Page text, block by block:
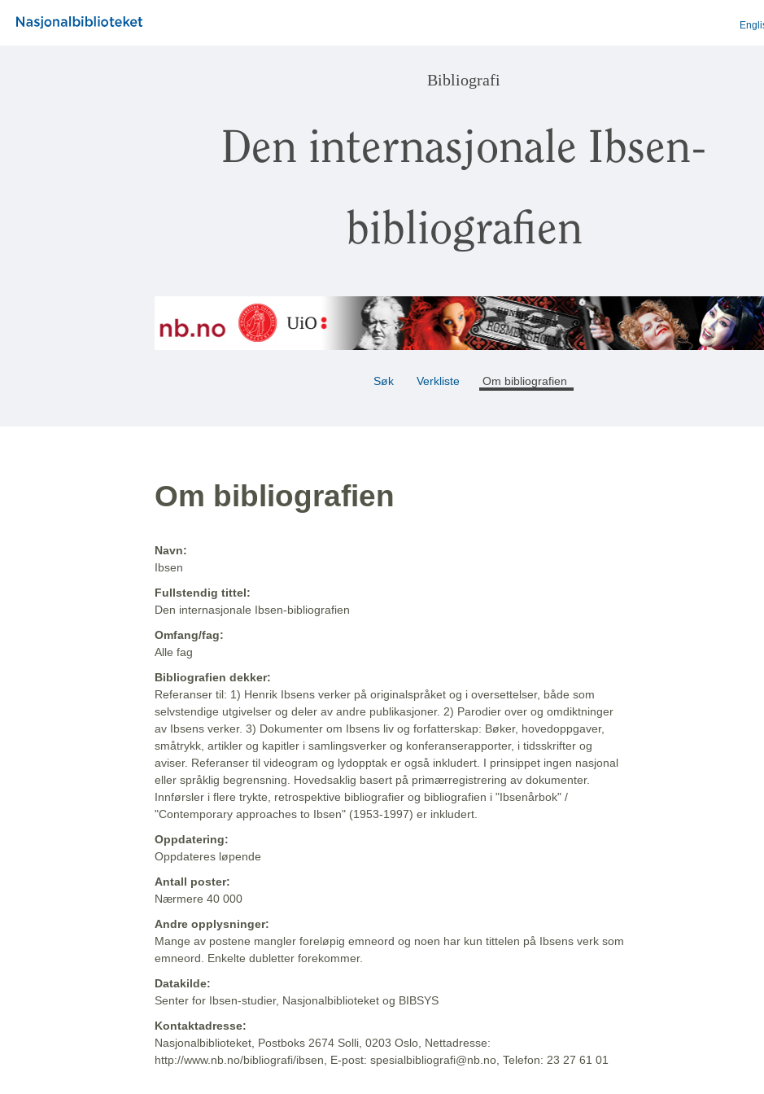
Bibliografi
Den internasjonale Ibsen-
bibliografien
Søk Verkliste Om bibliografien
Om bibliografien
Navn:
Ibsen
Fullstendig tittel:
Den internasjonale Ibsen-bibliografien
Omfang/fag:
Alle fag
Bibliografien dekker:
Referanser til: 1) Henrik Ibsens verker på originalspråket og i oversettelser, både som
selvstendige utgivelser og deler av andre publikasjoner. 2) Parodier over og omdiktninger
av Ibsens verker. 3) Dokumenter om Ibsens liv og forfatterskap: Bøker, hovedoppgaver,
småtrykk, artikler og kapitler i samlingsverker og konferanserapporter, i tidsskrifter og
aviser. Referanser til videogram og lydopptak er også inkludert. I prinsippet ingen nasjonal
eller språklig begrensning. Hovedsaklig basert på primærregistrering av dokumenter.
Innførsler i flere trykte, retrospektive bibliografier og bibliografien i "Ibsenårbok" /
"Contemporary approaches to Ibsen" (1953-1997) er inkludert.
Oppdatering:
Oppdateres løpende
Antall poster:
Nærmere 40 000
Andre opplysninger:
Mange av postene mangler foreløpig emneord og noen har kun tittelen på Ibsens verk som
emneord. Enkelte dubletter forekommer.
Datakilde:
Senter for Ibsen-studier, Nasjonalbiblioteket og BIBSYS
Kontaktadresse:
Nasjonalbiblioteket, Postboks 2674 Solli, 0203 Oslo, Nettadresse:
http://www.nb.no/bibliografi/ibsen, E-post: spesialbibliografi@nb.no, Telefon: 23 27 61 01